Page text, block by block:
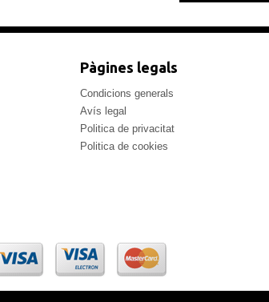
Pàgines legals
Condicions generals
Avís legal
Politica de privacitat
Politica de cookies